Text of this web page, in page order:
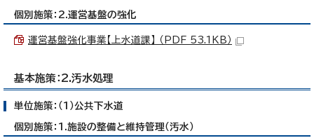
個別施策：2.運営基盤の強化
運営基盤強化事業【上水道課】 （PDF 53.1KB）
基本施策：2.汚水処理
単位施策：（1）公共下水道
個別施策：1.施設の整備と維持管理（汚水）